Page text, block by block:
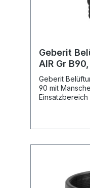
Geberit
AIR Gr
für d 75/
Geberit
90 mit
Schwerkraft-
nach DIN EN